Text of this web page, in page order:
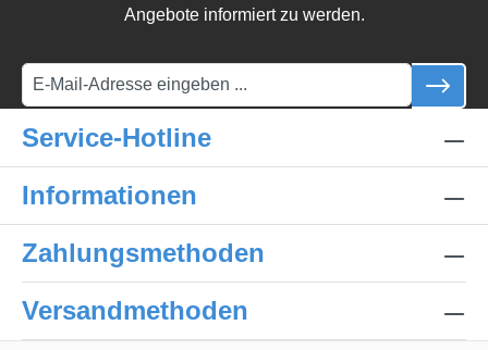
Angebote informiert zu werden.
Service-Hotline
Informationen
Zahlungsmethoden
Versandmethoden